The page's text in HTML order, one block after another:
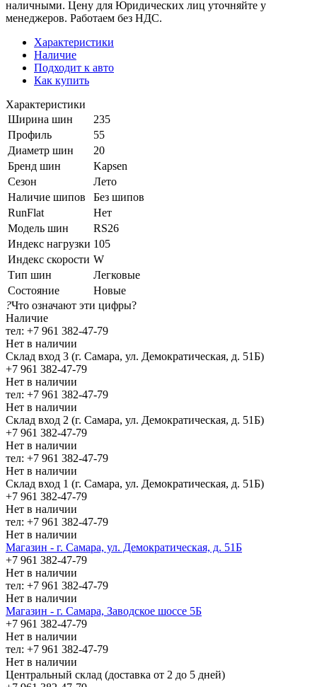
наличными. Цену для Юридических лиц уточняйте у
менеджеров. Работаем без НДС.
Характеристики
Наличие
Подходит к авто
Как купить
Характеристики
Ширина шин
235
Профиль
55
Диаметр шин
20
Бренд шин
Kapsen
Сезон
Лето
Наличие шипов
Без шипов
RunFlat
Нет
Модель шин
RS26
Индекс нагрузки 105
Индекс скорости W
Тип шин
Легковые
Состояние
Новые
?Что означают эти цифры?
Наличие
тел: +7 961 382-47-79
Нет в наличии
Склад вход 3 (г. Самара, ул. Демократическая, д. 51Б)
+7 961 382-47-79
Нет в наличии
тел: +7 961 382-47-79
Нет в наличии
Склад вход 2 (г. Самара, ул. Демократическая, д. 51Б)
+7 961 382-47-79
Нет в наличии
тел: +7 961 382-47-79
Нет в наличии
Склад вход 1 (г. Самара, ул. Демократическая, д. 51Б)
+7 961 382-47-79
Нет в наличии
тел: +7 961 382-47-79
Нет в наличии
Магазин - г. Самара, ул. Демократическая, д. 51Б
+7 961 382-47-79
Нет в наличии
тел: +7 961 382-47-79
Нет в наличии
Магазин - г. Самара, Заводское шоссе 5Б
+7 961 382-47-79
Нет в наличии
тел: +7 961 382-47-79
Нет в наличии
Центральный склад (доставка от 2 до 5 дней)